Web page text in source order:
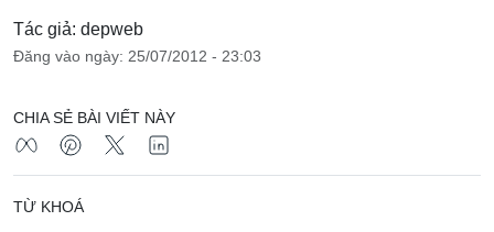
Tác giả: depweb
Đăng vào ngày: 25/07/2012 - 23:03
CHIA SẺ BÀI VIẾT NÀY
TỪ KHOÁ